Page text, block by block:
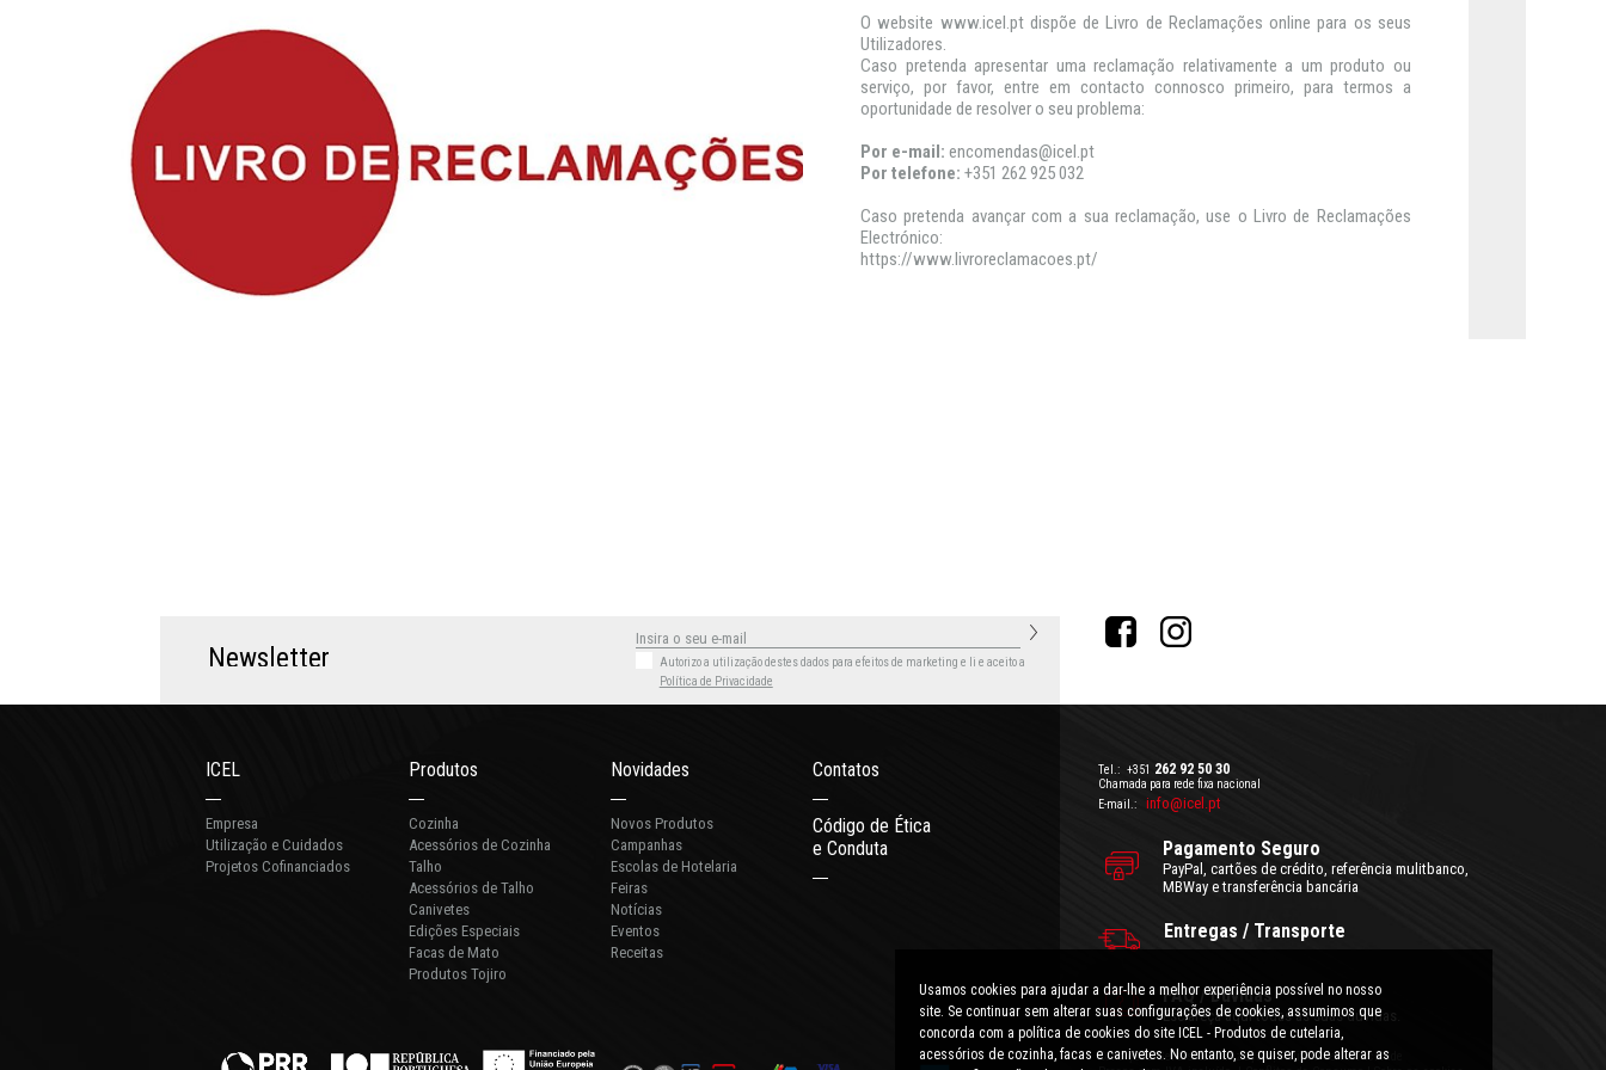
O website www.icel.pt dispõe de Livro de Reclamações online para os seus
Utilizadores.
Caso pretenda apresentar uma reclamação relativamente a um produto ou
serviço, por favor, entre em contacto connosco primeiro, para termos a
oportunidade de resolver o seu problema:
Por e-mail: encomendas@icel.pt
Por telefone: +351 262 925 032
Caso pretenda avançar com a sua reclamação, use o Livro de Reclamações
Electrónico:
https://www.livroreclamacoes.pt/
Newsletter Autorizo a utilização destes dados para efeitos de marketing e li e aceito a
Política de Privacidade
ICEL
Empresa
Utilização e Cuidados
Projetos Cofinanciados
Produtos
Cozinha
Acessórios de Cozinha
Talho
Acessórios de Talho
Canivetes
Edições Especiais
Facas de Mato
Produtos Tojiro
Novidades
Novos Produtos
Campanhas
Escolas de Hotelaria
Feiras
Notícias
Eventos
Receitas
Contatos
Código de Ética
e Conduta
Tel.: +351 262 92 50 30
Chamada para rede fixa nacional
E-mail.:
info@icel.pt
Pagamento Seguro
PayPal, cartões de crédito, referência mulitbanco,
MBWay e transferência bancária
Entregas / Transporte
FAQ / Dúvidas
Esclareça aqui todas as suas dúvidas.
Condições Gerais de Utilização|Politica de Privacidade
Usamos cookies para ajudar a dar-lhe a melhor experiência possível no nosso
site. Se continuar sem alterar suas configurações de cookies, assumimos que
concorda com a política de cookies do site ICEL - Produtos de cutelaria,
acessórios de cozinha, facas e canivetes. No entanto, se quiser, pode alterar as